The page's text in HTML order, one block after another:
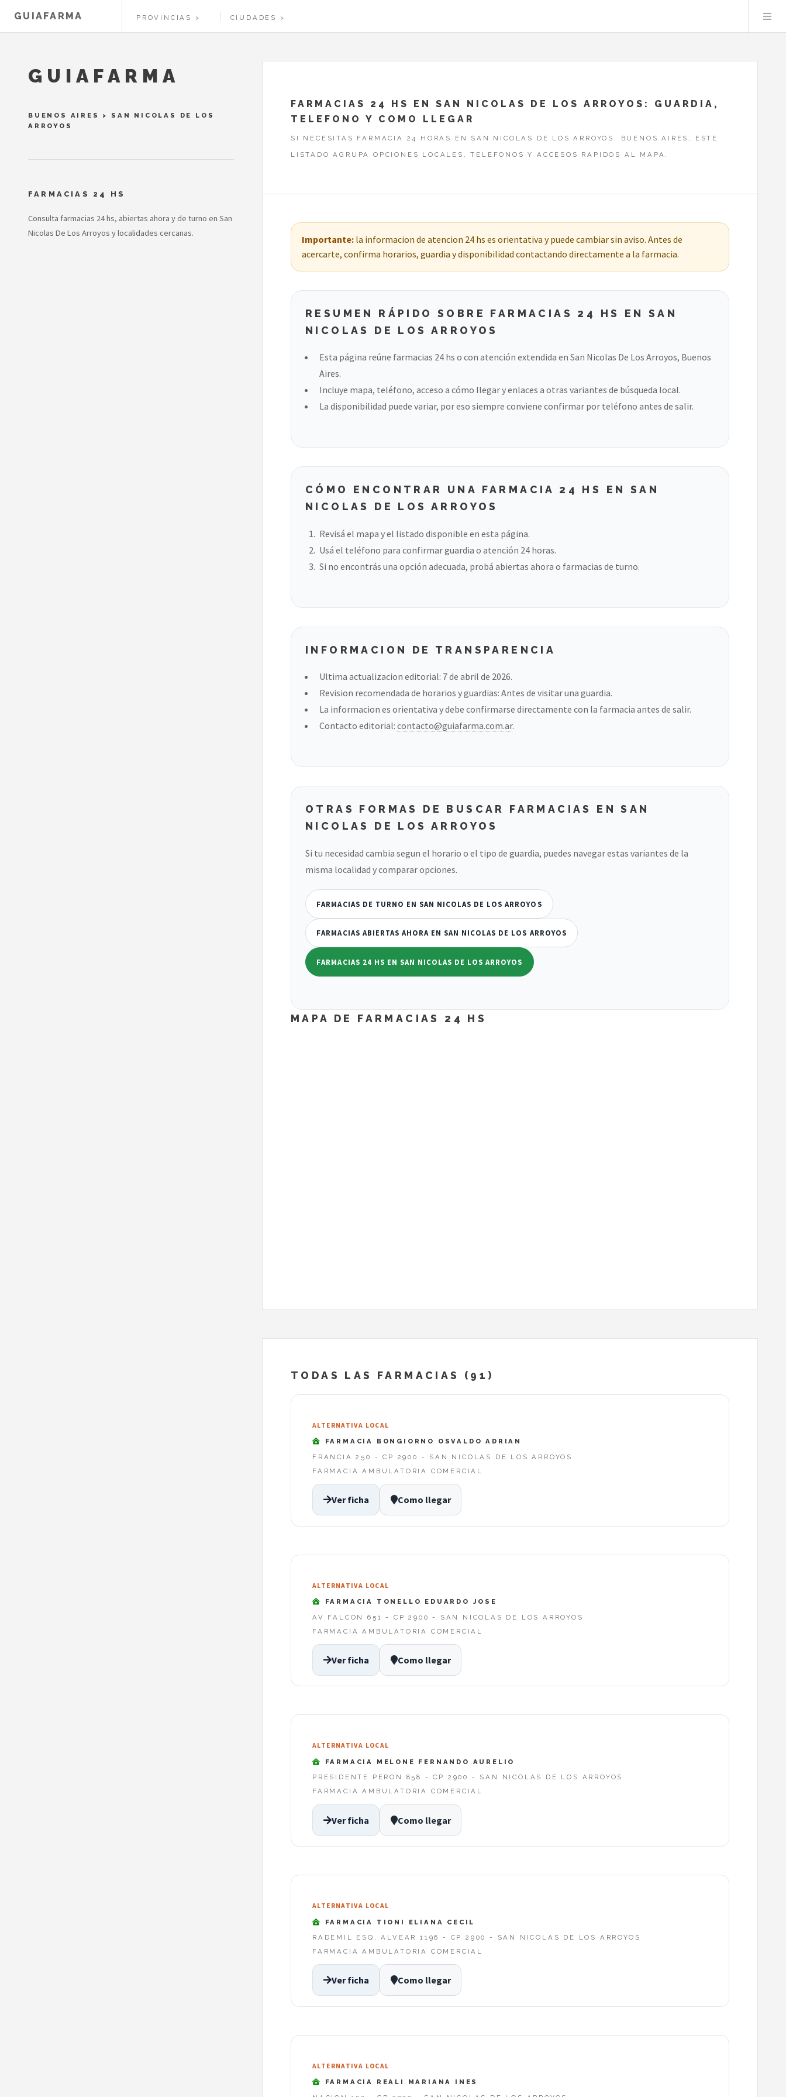
GUIAFARMA PROVINCIAS CIUDADES
FARMACIAS 24 HS EN SAN NICOLAS DE LOS ARROYOS: GUARDIA,
TELEFONO Y COMO LLEGAR
SI NECESITAS FARMACIA 24 HORAS EN SAN NICOLAS DE LOS ARROYOS, BUENOS AIRES, ESTE
LISTADO AGRUPA OPCIONES LOCALES, TELEFONOS Y ACCESOS RAPIDOS AL MAPA.
Importante:la informacion de atencion 24 hs es orientativa y puede cambiar sin aviso. Antes de
acercarte, confirma horarios, guardia y disponibilidad contactando directamente a la farmacia.
RESUMEN RÁPIDO SOBRE FARMACIAS 24 HS EN SAN
NICOLAS DE LOS ARROYOS
Esta página reúne farmacias 24 hs o con atención extendida en San Nicolas De Los Arroyos, Buenos
Aires.
Incluye mapa, teléfono, acceso a cómo llegar y enlaces a otras variantes de búsqueda local.
La disponibilidad puede variar, por eso siempre conviene confirmar por teléfono antes de salir.
CÓMO ENCONTRAR UNA FARMACIA 24 HS EN SAN
NICOLAS DE LOS ARROYOS
Revisá el mapa y el listado disponible en esta página.
Usá el teléfono para confirmar guardia o atención 24 horas.
Si no encontrás una opción adecuada, probá abiertas ahora o farmacias de turno.
INFORMACION DE TRANSPARENCIA
Ultima actualizacion editorial: 7 de abril de 2026.
Revision recomendada de horarios y guardias: Antes de visitar una guardia.
La informacion es orientativa y debe confirmarse directamente con la farmacia antes de salir.
Contacto editorial: contacto@guiafarma.com.ar.
OTRAS FORMAS DE BUSCAR FARMACIAS EN SAN
NICOLAS DE LOS ARROYOS
Si tu necesidad cambia segun el horario o el tipo de guardia, puedes navegar estas variantes de la
misma localidad y comparar opciones.
FARMACIAS DE TURNO EN SAN NICOLAS DE LOS ARROYOS
FARMACIAS ABIERTAS AHORA EN SAN NICOLAS DE LOS ARROYOS
FARMACIAS 24 HS EN SAN NICOLAS DE LOS ARROYOS
MAPA DE FARMACIAS 24 HS
TODAS LAS FARMACIAS (91)
ALTERNATIVA LOCAL
FARMACIA BONGIORNO OSVALDO ADRIAN
FRANCIA 250 - CP 2900 - SAN NICOLAS DE LOS ARROYOS
FARMACIA AMBULATORIA COMERCIAL
Ver ficha Como llegar
ALTERNATIVA LOCAL
FARMACIA TONELLO EDUARDO JOSE
AV FALCON 651 - CP 2900 - SAN NICOLAS DE LOS ARROYOS
FARMACIA AMBULATORIA COMERCIAL
Ver ficha Como llegar
ALTERNATIVA LOCAL
FARMACIA MELONE FERNANDO AURELIO
PRESIDENTE PERON 858 - CP 2900 - SAN NICOLAS DE LOS ARROYOS
FARMACIA AMBULATORIA COMERCIAL
Ver ficha Como llegar
ALTERNATIVA LOCAL
FARMACIA TIONI ELIANA CECIL
RADEMIL ESQ. ALVEAR 1196 - CP 2900 - SAN NICOLAS DE LOS ARROYOS
FARMACIA AMBULATORIA COMERCIAL
Ver ficha Como llegar
ALTERNATIVA LOCAL
FARMACIA REALI MARIANA INES
GUIAFARMA
BUENOS AIRES > SAN NICOLAS DE LOS
ARROYOS
FARMACIAS 24 HS
Consulta farmacias 24 hs, abiertas ahora y de turno en San
Nicolas De Los Arroyos y localidades cercanas.